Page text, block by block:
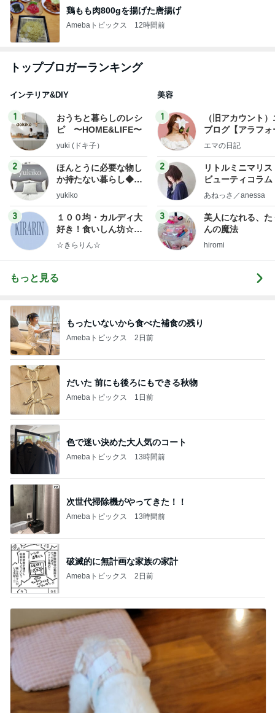
鶏もも肉800gを揚げた唐揚げ
Amebaトピックス 12時間前
トップブロガーランキング
インテリア&DIY
1
おうちと暮らしのレシ
ピ 〜HOME&LIFE〜
yuki (ドキ子）
2
ほんとうに必要な物し
か持たない暮らし◆Ke
ep Life Simple◆〜イ
yukiko
3
１００均・カルディ大
好き！食いしん坊☆き
らりん☆のブログ
☆きらりん☆
美容
1
（旧アカウント
ブログ【アラフォ
社売却セカンドラ
エマの日記
2
リトルミニマリス
ビューティコラ
little
あねっさ／anessa
3
美人になれる、た
んの魔法
hiromi
もっと見る
もったいないから食べた補食の残り
Amebaトピックス 2日前
だいた 前にも後ろにもできる秋物
Amebaトピックス 1日前
色で迷い決めた大人気のコート
Amebaトピックス 13時間前
次世代掃除機がやってきた！！
Amebaトピックス 13時間前
破滅的に無計画な家族の家計
Amebaトピックス 2日前